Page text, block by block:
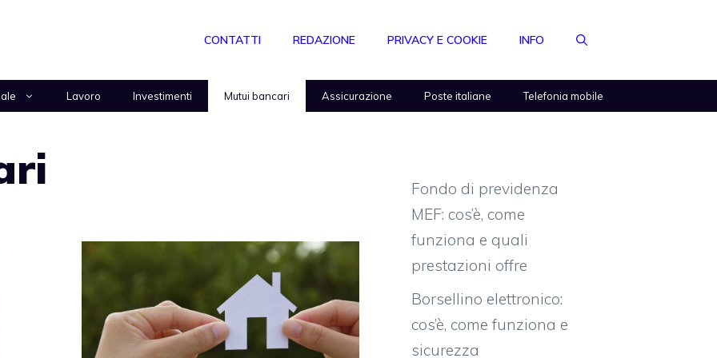
CONTATTI REDAZIONE PRIVACY E COOKIE INFO
Lavoro Investimenti Mutui bancari Assicurazione Poste italiane Telefonia mobile
Fondo di previdenza
MEF: cos’è, come
funziona e quali
prestazioni offre
Borsellino elettronico:
cos’è, come funziona e
sicurezza